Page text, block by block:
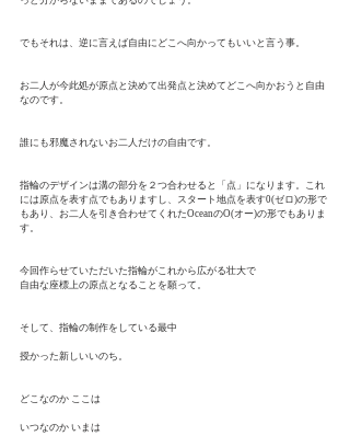
でもそれは、逆に言えば自由にどこへ向かってもいいと言う事。
お二人が今此処が原点と決めて出発点と決めてどこへ向かおうと自由
なのです。
誰にも邪魔されないお二人だけの自由です。
指輪のデザインは溝の部分を２つ合わせると「点」になります。これ
には原点を表す点でもありますし、スタート地点を表す0(ゼロ)の形で
もあり、お二人を引き合わせてくれたOceanのO(オー)の形でもありま
す。
今回作らせていただいた指輪がこれから広がる壮大で
自由な座標上の原点となることを願って。
そして、指輪の制作をしている最中
授かった新しいいのち。
どこなのか ここは
いつなのか いまは